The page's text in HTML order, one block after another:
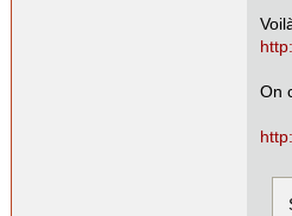
On